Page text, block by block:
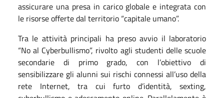
assicurare una presa in carico globale e integrata con
le risorse offerte dal territorio “capitale umano”.
Tra le attività principali ha preso avvio il laboratorio
“No al Cyberbullismo”, rivolto agli studenti delle scuole
secondarie di primo grado, con l’obiettivo di
sensibilizzare gli alunni sui rischi connessi all’uso della
rete Internet, tra cui furto d’identità, sexting,